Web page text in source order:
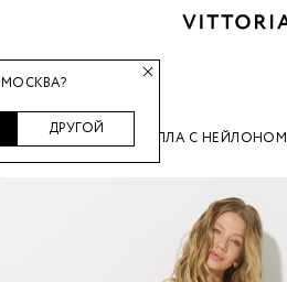
РУБАШКА ИЗ ЛИОЦЕЛЛА С НЕЙЛОНОМ
ДРУГОЙ